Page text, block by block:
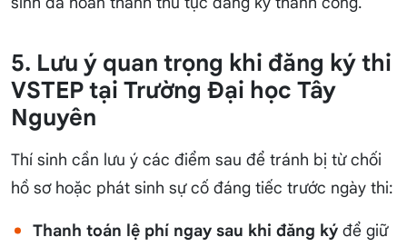
5. Lưu ý quan trọng khi đăng ký thi
VSTEP tại Trường Đại học Tây
Nguyên
Thí sinh cần lưu ý các điểm sau để tránh bị từ chối
hồ sơ hoặc phát sinh sự cố đáng tiếc trước ngày thi:
Thanh toán lệ phí ngay sau khi đăng ký để giữ